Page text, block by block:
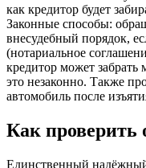
как кредитор будет
Законные способы:
внесудебный порядок,
(нотариальное
кредитор может
это незаконно. Также
автомобиль после
Как проверить
Единственный